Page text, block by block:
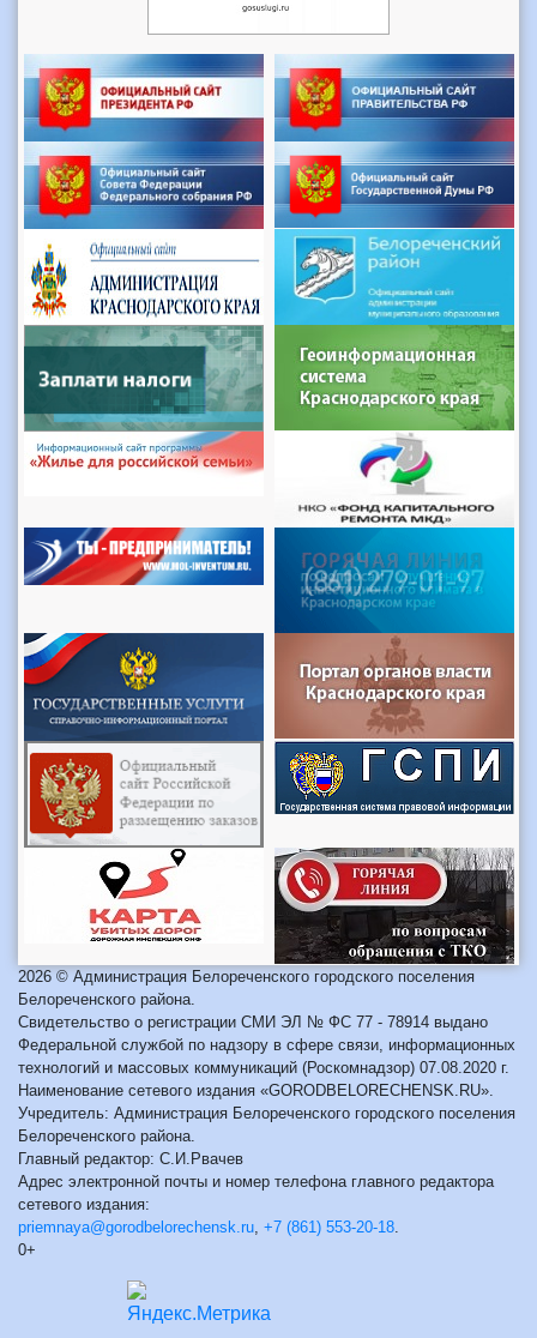
2026 © Администрация Белореченского городского поселения
Белореченского района.
Свидетельство о регистрации СМИ ЭЛ № ФС 77 - 78914 выдано
Федеральной службой по надзору в сфере связи, информационных
технологий и массовых коммуникаций (Роскомнадзор) 07.08.2020 г.
Наименование сетевого издания «GORODBELORECHENSK.RU».
Учредитель: Администрация Белореченского городского поселения
Белореченского района.
Главный редактор: С.И.Рвачев
Адрес электронной почты и номер телефона главного редактора
сетевого издания:
priemnaya@gorodbelorechensk.ru +7 (861) 553-20-18
0+